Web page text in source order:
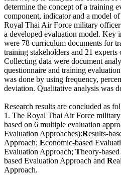
determine the concept of a training
component, indicator and a model
Royal Thai Air Force military
a developed evaluation model. Key
were 78 curriculum documents for
training stakeholders and 21
Collecting data were document
questionnaire and training
was done by using frequency,
deviation. Qualitative analysis was
Research results are concluded as
1. The Royal Thai Air Force
based on 6 multiple evaluation
Evaluation Approaches):Results-
Approach; Economic-based
Evaluation Approach; Theory-
based Evaluation Approach and R
Approach.